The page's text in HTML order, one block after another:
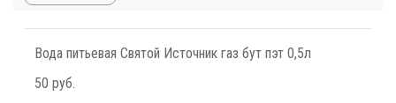
Вода питьевая Святой Источник газ бут пэт 0,5л
50 руб.